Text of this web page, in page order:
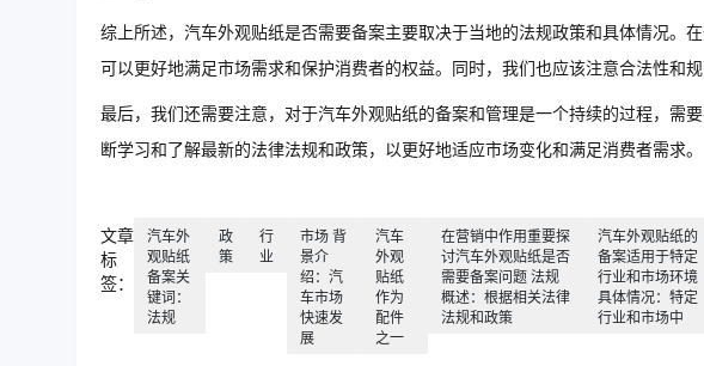
综上所述，汽车外观贴纸是否需要备案主要取决于当地的法规政策和具体情况。
可以更好地满足市场需求和保护消费者的权益。同时，我们也应该注意合法性和规
最后，我们还需要注意，对于汽车外观贴纸的备案和管理是一个持续的过程，需
断学习和了解最新的法律法规和政策，以更好地适应市场变化和满足消费者需求。
文章
标
签：
汽车外
观贴纸
备案关
键词：
法规
政
策
行
业
市场 背
景介
绍：汽
车市场
快速发
展
汽车
外观
贴纸
作为
配件
之一
在营销中作用重要探
讨汽车外观贴纸是否
需要备案问题 法规
概述：根据相关法律
法规和政策
汽车外观贴纸的
备案适用于特定
行业和市场环境
具体情况：特定
行业和市场中